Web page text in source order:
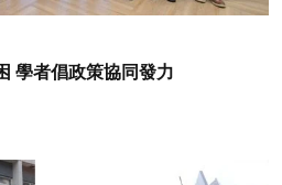
學者倡政策協同發力